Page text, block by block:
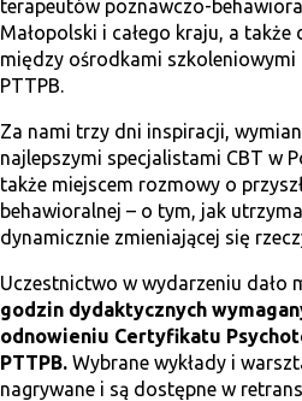
terapeutów poznawczo-
Małopolski i całego kraju, a
między ośrodkami
PTTPB.
Za nami trzy dni inspiracji,
najlepszymi specjalistami CBT w
także miejscem rozmowy o
behawioralnej – o tym, jak
dynamicznie zmieniającej się
Uczestnictwo w wydarzeniu dało
godzin dydaktycznych
odnowieniu Certyfikatu
PTTPB. Wybrane wykłady i
nagrywane i są dostępne w